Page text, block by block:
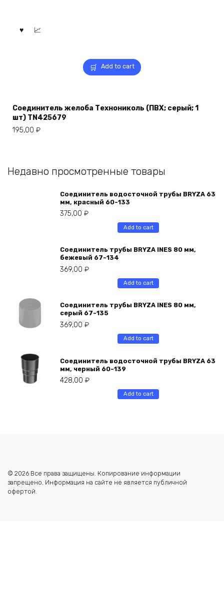
Add to cart
Соединитель желоба Технониколь (ПВХ; серый; 1
шт) TN425679
195,00 ₽
Недавно просмотренные товары
Соединитель водосточной трубы BRYZA 63
мм, краcный 60-133
375,00 ₽
Add to cart
Соединитель трубы BRYZA INES 80 мм,
бежевый 67-134
369,00 ₽
Add to cart
Соединитель трубы BRYZA INES 80 мм,
серый 67-135
369,00 ₽
Add to cart
Соединитель водосточной трубы BRYZA 63
мм, черный 60-139
428,00 ₽
Add to cart
© 2026 Все права защищены. Копирование информации
запрещено. Информация на сайте не является публичной
офертой.